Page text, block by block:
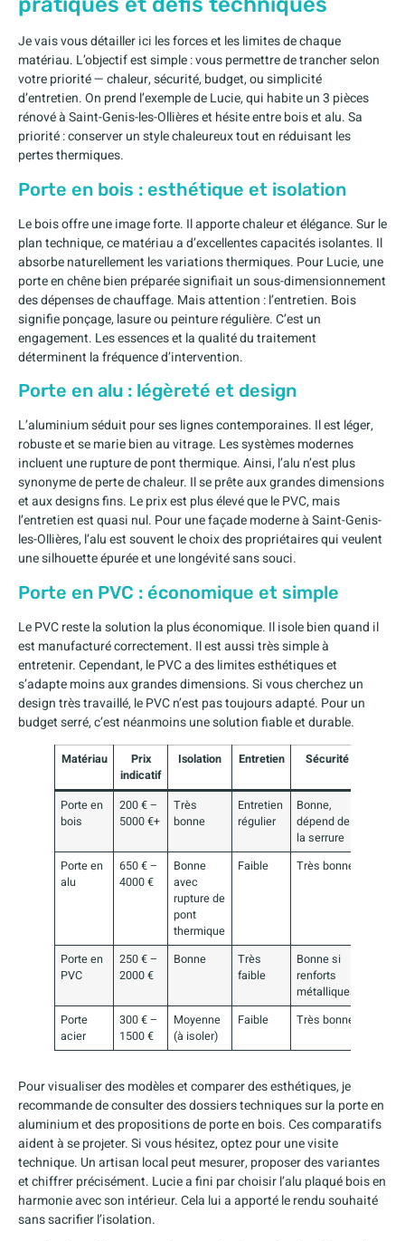
Je vais vous détailler ici les forces et les limites de chaque
matériau. L’objectif est simple : vous permettre de trancher selon
votre priorité — chaleur, sécurité, budget, ou simplicité
d’entretien. On prend l’exemple de Lucie, qui habite un 3 pièces
rénové à Saint-Genis-les-Ollières et hésite entre bois et alu. Sa
priorité : conserver un style chaleureux tout en réduisant les
pertes thermiques.
Porte en bois : esthétique et isolation
Le bois offre une image forte. Il apporte chaleur et élégance. Sur le
plan technique, ce matériau a d’excellentes capacités isolantes. Il
absorbe naturellement les variations thermiques. Pour Lucie, une
porte en chêne bien préparée signifiait un sous-dimensionnement
des dépenses de chauffage. Mais attention : l’entretien. Bois
signifie ponçage, lasure ou peinture régulière. C’est un
engagement. Les essences et la qualité du traitement
déterminent la fréquence d’intervention.
Porte en alu : légèreté et design
L’aluminium séduit pour ses lignes contemporaines. Il est léger,
robuste et se marie bien au vitrage. Les systèmes modernes
incluent une rupture de pont thermique. Ainsi, l’alu n’est plus
synonyme de perte de chaleur. Il se prête aux grandes dimensions
et aux designs fins. Le prix est plus élevé que le PVC, mais
l’entretien est quasi nul. Pour une façade moderne à Saint-Genis-
les-Ollières, l’alu est souvent le choix des propriétaires qui veulent
une silhouette épurée et une longévité sans souci.
Porte en PVC : économique et simple
Le PVC reste la solution la plus économique. Il isole bien quand il
est manufacturé correctement. Il est aussi très simple à
entretenir. Cependant, le PVC a des limites esthétiques et
s’adapte moins aux grandes dimensions. Si vous cherchez un
design très travaillé, le PVC n’est pas toujours adapté. Pour un
budget serré, c’est néanmoins une solution fiable et durable.
Matériau
Prix
indicatif
Isolation Entretien Sécurité
Porte en
bois
200 € –
5000 €+
Très
bonne
Entretien
régulier
Bonne,
dépend de
la serrure
Porte en
alu
650 € –
4000 €
Bonne
avec
rupture de
pont
thermique
Faible Très bonne
Porte en
PVC
250 € –
2000 €
Bonne
Très
faible
Bonne si
renforts
métalliques
Porte
acier
300 € –
1500 €
Moyenne
(à isoler)
Faible Très bonne
Pour visualiser des modèles et comparer des esthétiques, je
recommande de consulter des dossiers techniques sur la porte en
aluminium et des propositions de porte en bois. Ces comparatifs
aident à se projeter. Si vous hésitez, optez pour une visite
technique. Un artisan local peut mesurer, proposer des variantes
et chiffrer précisément. Lucie a fini par choisir l’alu plaqué bois en
harmonie avec son intérieur. Cela lui a apporté le rendu souhaité
sans sacrifier l’isolation.